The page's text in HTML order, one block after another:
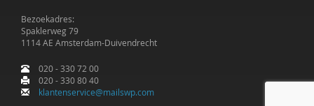
Bezoekadres:
Spaklerweg 79
1114 AE Amsterdam-Duivendrecht
020 - 330 72 00
020 - 330 80 40
klantenservice@mailswp.com